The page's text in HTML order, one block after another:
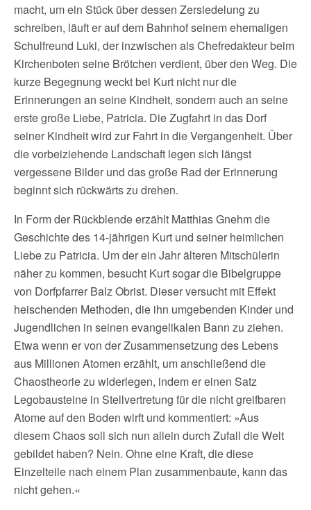
macht, um ein Stück über dessen Zersiedelung zu
schreiben, läuft er auf dem Bahnhof seinem ehemaligen
Schulfreund Luki, der inzwischen als Chefredakteur beim
Kirchenboten seine Brötchen verdient, über den Weg. Die
kurze Begegnung weckt bei Kurt nicht nur die
Erinnerungen an seine Kindheit, sondern auch an seine
erste große Liebe, Patricia. Die Zugfahrt in das Dorf
seiner Kindheit wird zur Fahrt in die Vergangenheit. Über
die vorbeiziehende Landschaft legen sich längst
vergessene Bilder und das große Rad der Erinnerung
beginnt sich rückwärts zu drehen.
In Form der Rückblende erzählt Matthias Gnehm die
Geschichte des 14-jährigen Kurt und seiner heimlichen
Liebe zu Patricia. Um der ein Jahr älteren Mitschülerin
näher zu kommen, besucht Kurt sogar die Bibelgruppe
von Dorfpfarrer Balz Obrist. Dieser versucht mit Effekt
heischenden Methoden, die ihn umgebenden Kinder und
Jugendlichen in seinen evangelikalen Bann zu ziehen.
Etwa wenn er von der Zusammensetzung des Lebens
aus Millionen Atomen erzählt, um anschließend die
Chaostheorie zu widerlegen, indem er einen Satz
Legobausteine in Stellvertretung für die nicht greifbaren
Atome auf den Boden wirft und kommentiert: »Aus
diesem Chaos soll sich nun allein durch Zufall die Welt
gebildet haben? Nein. Ohne eine Kraft, die diese
Einzelteile nach einem Plan zusammenbaute, kann das
nicht gehen.«